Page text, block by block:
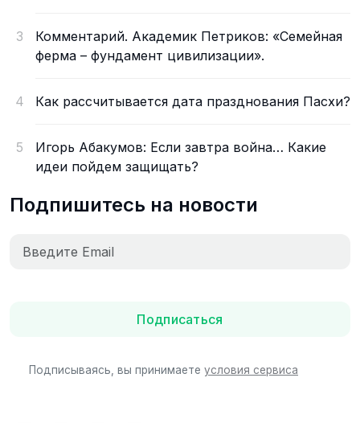
3
Комментарий. Академик Петриков: «Семейная
ферма – фундамент цивилизации».
4 Как рассчитывается дата празднования Пасхи?
5
Игорь Абакумов: Если завтра война… Какие
идеи пойдем защищать?
Подпишитесь на новости
Подписаться
Подписываясь, вы принимаете условия сервиса